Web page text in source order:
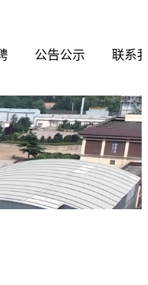
公告公示 联系